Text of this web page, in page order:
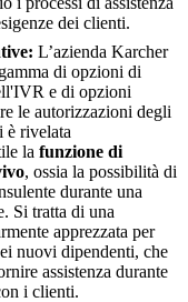
dei clienti.
L’azienda Karcher
di opzioni di
e di opzioni
le autorizzazioni degli
è rivelata
la funzione di
, ossia la possibilità di
durante una
Si tratta di una
apprezzata per
nuovi dipendenti, che
assistenza durante
i clienti.